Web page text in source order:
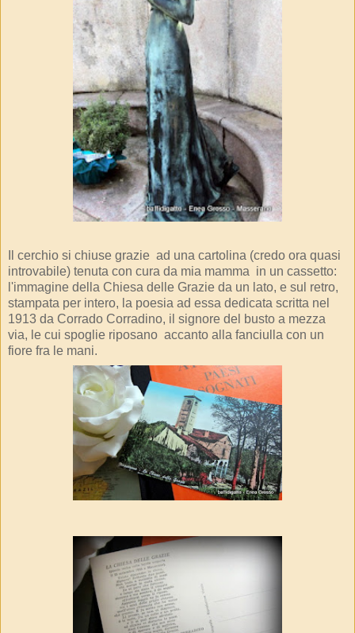
Il cerchio si chiuse grazie ad una cartolina (credo ora quasi
introvabile) tenuta con cura da mia mamma in un cassetto:
l'immagine della Chiesa delle Grazie da un lato, e sul retro,
stampata per intero, la poesia ad essa dedicata scritta nel
1913 da Corrado Corradino, il signore del busto a mezza
via, le cui spoglie riposano accanto alla fanciulla con un
fiore fra le mani.